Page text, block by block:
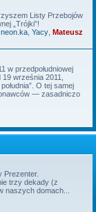
Listy Przebojów
„Trójki”!
neon.ka Yacy Mateusz
w przedpołudniowej
września 2011,
O tej samej
— zasadniczo
Prezenter.
trzy dekady (z
naszych domach...